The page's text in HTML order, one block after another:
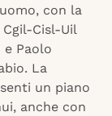
con la
Cisl-Uil
e Paolo
La
un piano
anche con